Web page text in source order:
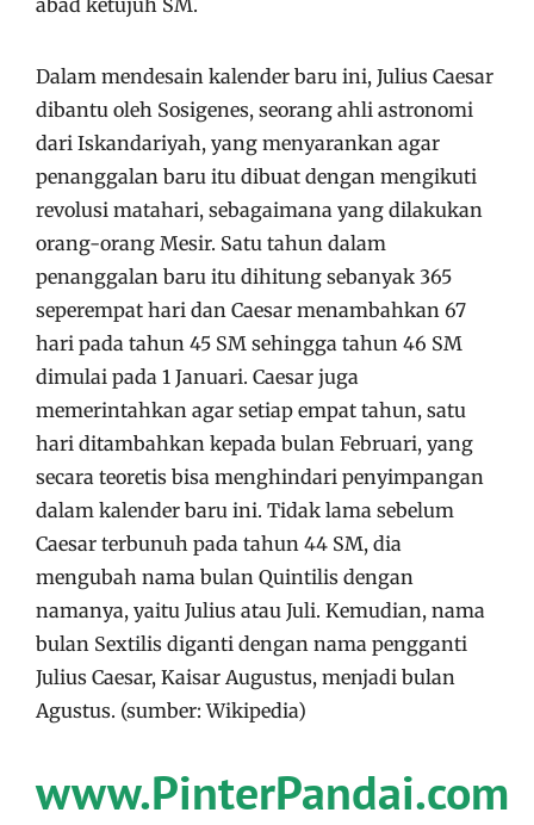
abad ketujuh SM.
Dalam mendesain kalender baru ini, Julius Caesar
dibantu oleh Sosigenes, seorang ahli astronomi
dari Iskandariyah, yang menyarankan agar
penanggalan baru itu dibuat dengan mengikuti
revolusi matahari, sebagaimana yang dilakukan
orang-orang Mesir. Satu tahun dalam
penanggalan baru itu dihitung sebanyak 365
seperempat hari dan Caesar menambahkan 67
hari pada tahun 45 SM sehingga tahun 46 SM
dimulai pada 1 Januari. Caesar juga
memerintahkan agar setiap empat tahun, satu
hari ditambahkan kepada bulan Februari, yang
secara teoretis bisa menghindari penyimpangan
dalam kalender baru ini. Tidak lama sebelum
Caesar terbunuh pada tahun 44 SM, dia
mengubah nama bulan Quintilis dengan
namanya, yaitu Julius atau Juli. Kemudian, nama
bulan Sextilis diganti dengan nama pengganti
Julius Caesar, Kaisar Augustus, menjadi bulan
Agustus. (sumber: Wikipedia)
www.PinterPandai.com